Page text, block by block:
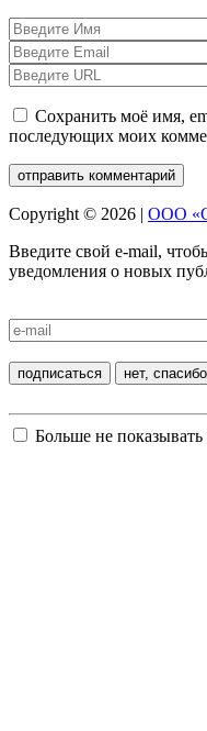
Сохранить моё имя,
последующих моих
Copyright © 2026 | ООО
Введите свой e-mail,
уведомления о новых
Больше не